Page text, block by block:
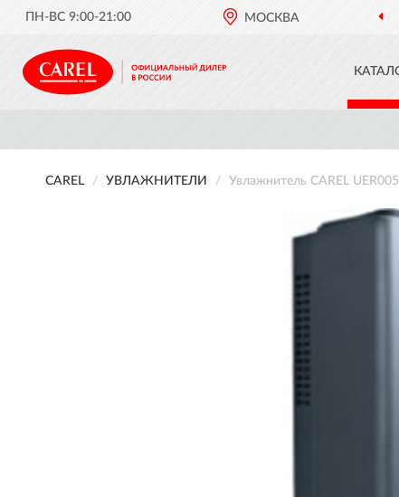
ПН-ВС 9:00-21:00 МОСКВА
CAREL УВЛАЖНИТЕЛИ Увлажнитель CAREL